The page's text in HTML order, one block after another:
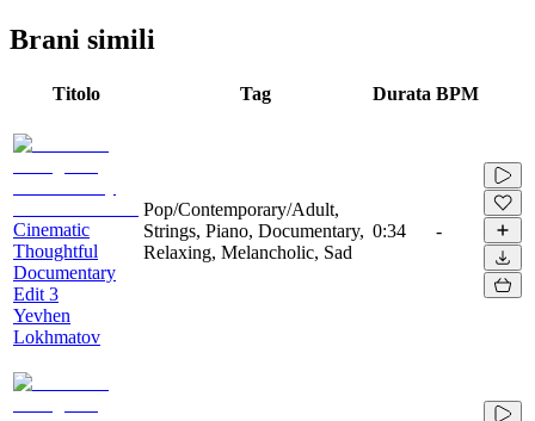
Brani simili
Titolo Tag Durata BPM
Cinematic
Thoughtful
Documentary
Edit 3
Yevhen
Lokhmatov
Pop/Contemporary/Adult,
Strings, Piano, Documentary,
Relaxing, Melancholic, Sad
0:34 -